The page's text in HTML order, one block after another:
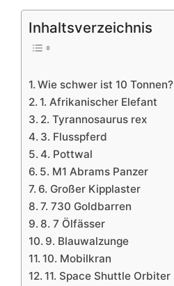
Inhaltsverzeichnis
Wie schwer ist 10 Tonnen?
1. Afrikanischer Elefant
2. Tyrannosaurus rex
3. Flusspferd
4. Pottwal
5. M1 Abrams Panzer
6. Großer Kipplaster
7. 730 Goldbarren
8. 7 Ölfässer
9. Blauwalzunge
10. Mobilkran
11. Space Shuttle Orbiter